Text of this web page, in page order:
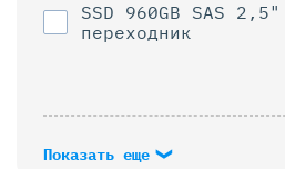
SSD 960GB SAS
переходник
Показать еще